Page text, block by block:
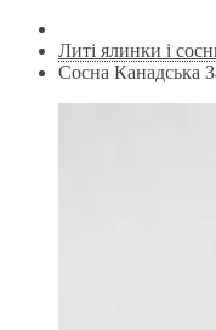
Литі ялинки і
Сосна Канадська